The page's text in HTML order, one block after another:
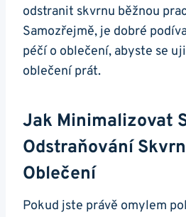
odstranit skvrnu běžnou
Samozřejmě, je dobré
‍péčí ‌o oblečení, abyste se
oblečení prát.
Jak ⁤minimalizovat
Odstraňování
Oblečení
Pokud jste právě omylem